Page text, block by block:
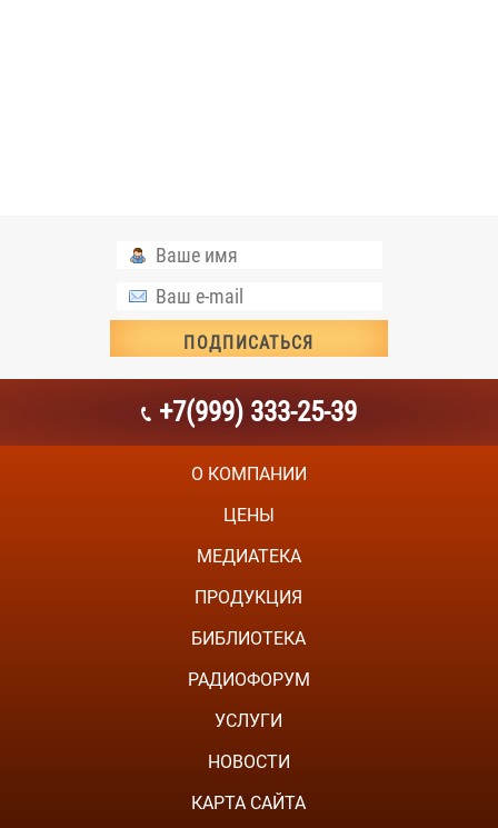
+7(999) 333-25-39
О КОМПАНИИ
ЦЕНЫ
МЕДИАТЕКА
ПРОДУКЦИЯ
БИБЛИОТЕКА
РАДИОФОРУМ
УСЛУГИ
НОВОСТИ
КАРТА САЙТА